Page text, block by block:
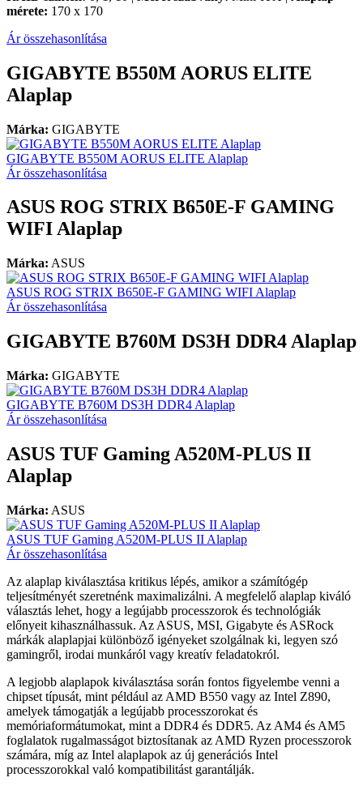
mérete: 170 x 170
Ár összehasonlítása
GIGABYTE B550M AORUS ELITE
Alaplap
Márka: GIGABYTE
GIGABYTE B550M AORUS ELITE Alaplap
Ár összehasonlítása
ASUS ROG STRIX B650E-F GAMING
WIFI Alaplap
Márka: ASUS
ASUS ROG STRIX B650E-F GAMING WIFI Alaplap
Ár összehasonlítása
GIGABYTE B760M DS3H DDR4 Alaplap
Márka: GIGABYTE
GIGABYTE B760M DS3H DDR4 Alaplap
Ár összehasonlítása
ASUS TUF Gaming A520M-PLUS II
Alaplap
Márka: ASUS
ASUS TUF Gaming A520M-PLUS II Alaplap
Ár összehasonlítása
Az alaplap kiválasztása kritikus lépés, amikor a számítógép
teljesítményét szeretnénk maximalizálni. A megfelelő alaplap kiváló
választás lehet, hogy a legújabb processzorok és technológiák
előnyeit kihasználhassuk. Az ASUS, MSI, Gigabyte és ASRock
márkák alaplapjai különböző igényeket szolgálnak ki, legyen szó
gamingről, irodai munkáról vagy kreatív feladatokról.
A legjobb alaplapok kiválasztása során fontos figyelembe venni a
chipset típusát, mint például az AMD B550 vagy az Intel Z890,
amelyek támogatják a legújabb processzorokat és
memóriaformátumokat, mint a DDR4 és DDR5. Az AM4 és AM5
foglalatok rugalmasságot biztosítanak az AMD Ryzen processzorok
számára, míg az Intel alaplapok az új generációs Intel
processzorokkal való kompatibilitást garantálják.